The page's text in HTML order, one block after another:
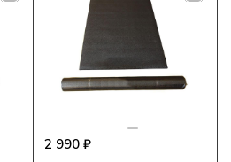
2 990 ₽